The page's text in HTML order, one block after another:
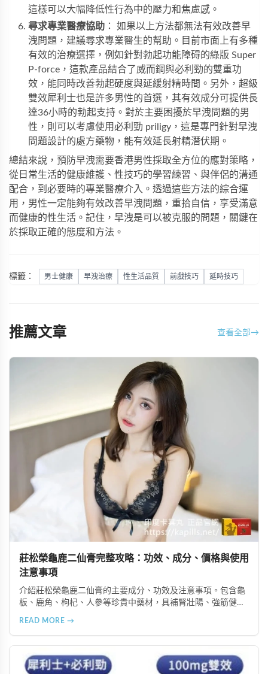
這樣可以大幅降低性行為中的壓力和焦慮感。
尋求專業醫療協助 ： 如果以上方法都無法有效改善早
洩問題，建議尋求專業醫生的幫助。目前市面上有多種
有效的治療選擇，例如針對勃起功能障碍的綠版 Super
P-force ，這款產品結合了威而鋼與必利勁的雙重功
效，能同時改善勃起硬度與延緩射精時間。另外， 超級
雙效犀利士也是許多男性的首選，其有效成分可提供長
達36小時的勃起支持。對於主要困擾於早洩問題的男
性，則可以考慮使用必利勁 priligy ，這是專門針對早洩
問題設計的處方藥物，能有效延長射精潛伏期。
總結來說，預防早洩需要香港男性採取全方位的應對策略，
從日常生活的健康維護、性技巧的學習練習、與伴侶的溝通
配合，到必要時的專業醫療介入。透過這些方法的綜合運
用，男性一定能夠有效改善早洩問題，重拾自信，享受滿意
而健康的性生活。記住，早洩是可以被克服的問題，關鍵在
於採取正確的態度和方法。
標籤： 男士健康 早洩治療 性生活品質 前戲技巧 延時技巧
推薦文章 查看全部→
莊松榮龜鹿二仙膏完整攻略：功效、成分、價格與使用
注意事項
介紹莊松榮龜鹿二仙膏的主要成分、功效及注意事項。包含龜
板、鹿角、枸杞、人參等珍貴中藥材，具補腎壯陽、強筋健
READ MORE →